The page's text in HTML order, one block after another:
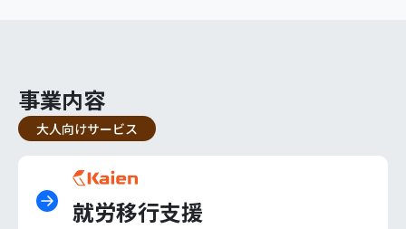
事業内容
大人向けサービス
就労移行支援